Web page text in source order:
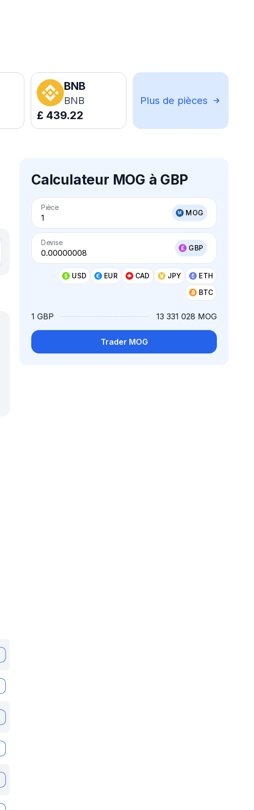
BNB
BNB
£ 439.22
Plus de pièces
Calculateur MOG à GBP
Pièce
MOG
Devise
GBP
USD EUR CAD JPY
ETH
BTC
1 GBP 13 331 028 MOG
Trader MOG